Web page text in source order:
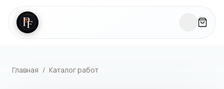
Главная / Каталог работ